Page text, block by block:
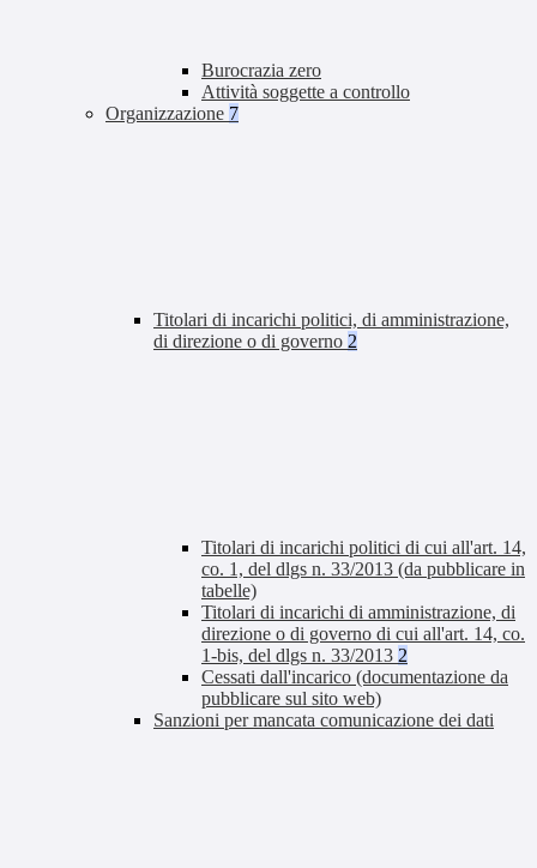
Burocrazia zero
Attività soggette a controllo
Organizzazione 7
Titolari di incarichi politici, di amministrazione,
di direzione o di governo 2
Titolari di incarichi politici di cui all'art. 14,
co. 1, del dlgs n. 33/2013 (da pubblicare in
tabelle)
Titolari di incarichi di amministrazione, di
direzione o di governo di cui all'art. 14, co.
1-bis, del dlgs n. 33/2013 2
Cessati dall'incarico (documentazione da
pubblicare sul sito web)
Sanzioni per mancata comunicazione dei dati